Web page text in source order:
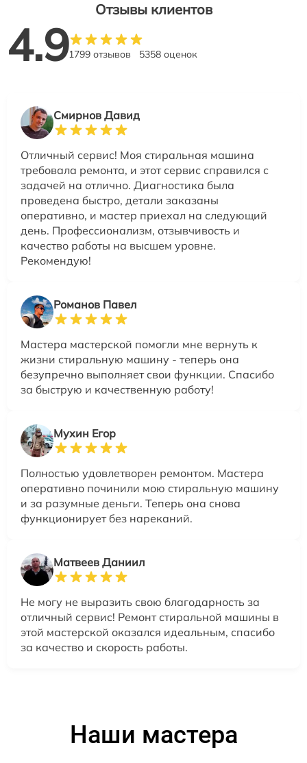
Отзывы клиентов
4.91799 отзывов 5358 оценок
Смирнов Давид
Отличный сервис! Моя стиральная машина
требовала ремонта, и этот сервис справился с
задачей на отлично. Диагностика была
проведена быстро, детали заказаны
оперативно, и мастер приехал на следующий
день. Профессионализм, отзывчивость и
качество работы на высшем уровне.
Рекомендую!
Романов Павел
Мастера мастерской помогли мне вернуть к
жизни стиральную машину - теперь она
безупречно выполняет свои функции. Спасибо
за быструю и качественную работу!
Мухин Егор
Полностью удовлетворен ремонтом. Мастера
оперативно починили мою стиральную машину
и за разумные деньги. Теперь она снова
функционирует без нареканий.
Матвеев Даниил
Не могу не выразить свою благодарность за
отличный сервис! Ремонт стиральной машины в
этой мастерской оказался идеальным, спасибо
за качество и скорость работы.
Наши мастера